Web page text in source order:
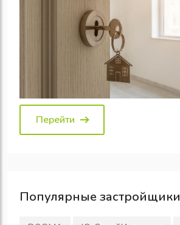
Перейти
Популярные застройщики